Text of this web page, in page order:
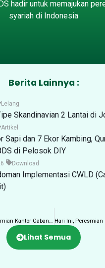
hadir untuk memajukan
syariah di Indonesia
Berita Lainnya :
Lelang
Skandinavian 2 Lantai di
Artikel
Sapi dan 7 Ekor Kambing,
di Pelosok DIY
Download
Implementasi CWLD
Rangkaian Peresmian Kantor Cabang Kulonprogo, BDS Gelar Khataman Karyawan
Lihat Semua